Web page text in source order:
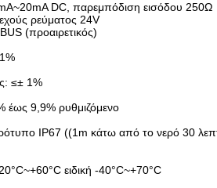
DC, παρεμπόδιση εισόδου 250Ω
ρεύματος 24V
(προαιρετικός)
≤± 1%
έως 9,9% ρυθμιζόμενο
IP67 ((1m κάτω από το νερό 30
ειδική -40°C~+70°C